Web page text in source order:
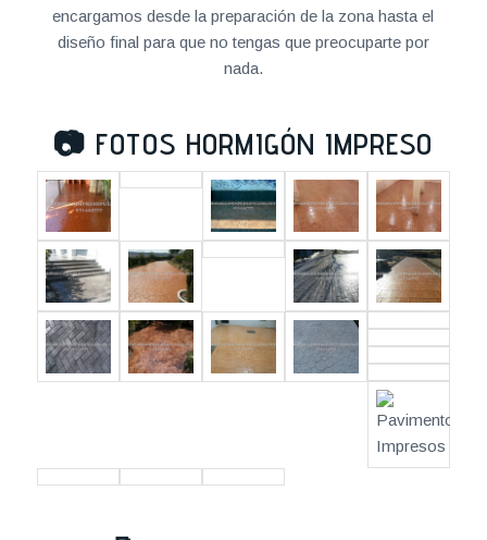
encargamos desde la preparación de la zona hasta el
diseño final para que no tengas que preocuparte por
nada.
📷 FOTOS HORMIGÓN IMPRESO